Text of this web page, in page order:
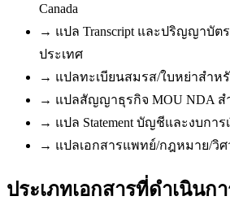
Canada
→ แปล Transcript และปริญญาบัต
ประเทศ
→ แปลทะเบียนสมรส/ใบหย่าสำห
→ แปลสัญญาธุรกิจ MOU NDA
→ แปล Statement บัญชีและงบกา
→ แปลเอกสารแพทย์/กฎหมาย/วิศ
ประเภทเอกสารที่ดำเนินก